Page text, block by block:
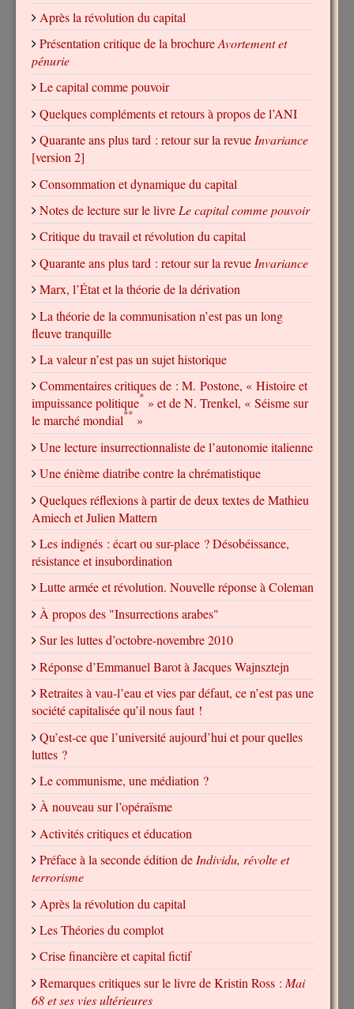
Après la révolution du capital
Présentation critique de la brochureAvortement et
pénurie
Le capital comme pouvoir
Quelques compléments et retours à propos de l’ANI
Quarante ans plus tard : retour sur la revue Invariance
[version 2]
Consommation et dynamique du capital
Notes de lecture sur le livre Le capital comme pouvoir
Critique du travail et révolution du capital
Quarante ans plus tard : retour sur la revue Invariance
Marx, l’État et la théorie de la dérivation
La théorie de la communisation n’est pas un long
fleuve tranquille
La valeur n’est pas un sujet historique
Commentaires critiques de : M. Postone, « Histoire et
impuissance politique* » et de N. Trenkel, « Séisme sur
le marché mondial** »
Une lecture insurrectionnaliste de l’autonomie italienne
Une énième diatribe contre la chrématistique
Quelques réflexions à partir de deux textes de Mathieu
Amiech et Julien Mattern
Les indignés : écart ou sur-place ? Désobéissance,
résistance et insubordination
Lutte armée et révolution. Nouvelle réponse à Coleman
À propos des "Insurrections arabes"
Sur les luttes d’octobre-novembre 2010
Réponse d’Emmanuel Barot à Jacques Wajnsztejn
Retraites à vau-l’eau et vies par défaut, ce n’est pas une
société capitalisée qu’il nous faut !
Qu’est-ce que l’université aujourd’hui et pour quelles
luttes ?
Le communisme, une médiation ?
À nouveau sur l’opéraïsme
Activités critiques et éducation
Préface à la seconde édition de Individu, révolte et
terrorisme
Après la révolution du capital
Les Théories du complot
Crise financière et capital fictif
Remarques critiques sur le livre de Kristin Ross : Mai
68 et ses vies ultérieures